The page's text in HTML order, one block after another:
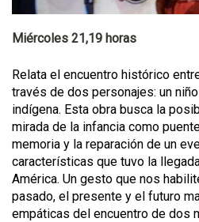
Miércoles 21,19 horas
Relata el encuentro histórico
través de dos personajes: un
indígena. Esta obra busca la
mirada de la infancia como
memoria y la reparación de un
características que tuvo la
América. Un gesto que nos
pasado, el presente y el futuro
empáticas del encuentro de dos